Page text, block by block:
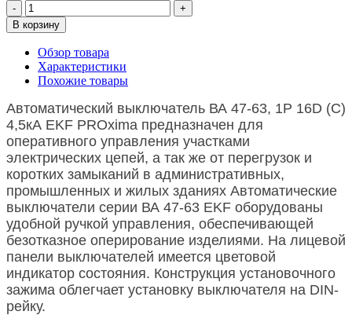
-
+
В корзину
Обзор товара
Характеристики
Похожие товары
Автоматический выключатель ВА 47-63, 1Р 16D (C)
4,5кА EKF PROxima предназначен для
оперативного управления участками
электрических цепей, а так же от перегрузок и
коротких замыканий в административных,
промышленных и жилых зданиях Автоматические
выключатели серии ВА 47-63 EKF оборудованы
удобной ручкой управления, обеспечивающей
безотказное оперирование изделиями. На лицевой
панели выключателей имеется цветовой
индикатор состояния. Конструкция установочного
зажима облегчает установку выключателя на DIN-
рейку.